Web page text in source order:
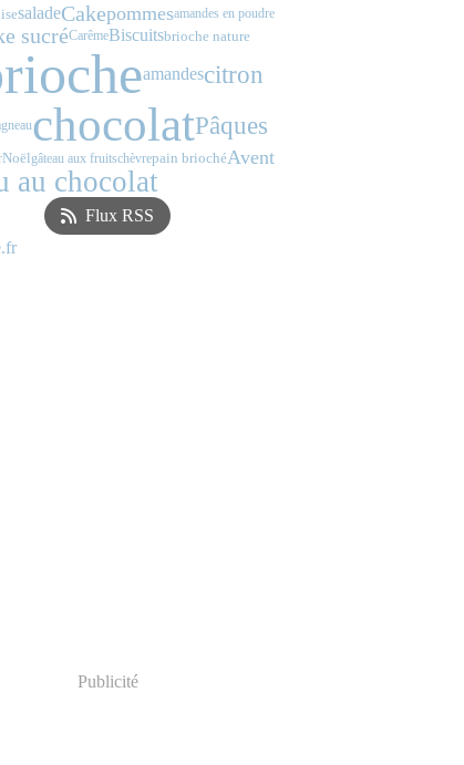
saladeCakepommesamandes en poudre
sucréCarêmeBiscuitsbrioche nature
amandescitron
chocolatPâques
Noëlgâteau aux fruitschèvrepain briochéAvent
au chocolat
Flux RSS
Publicité